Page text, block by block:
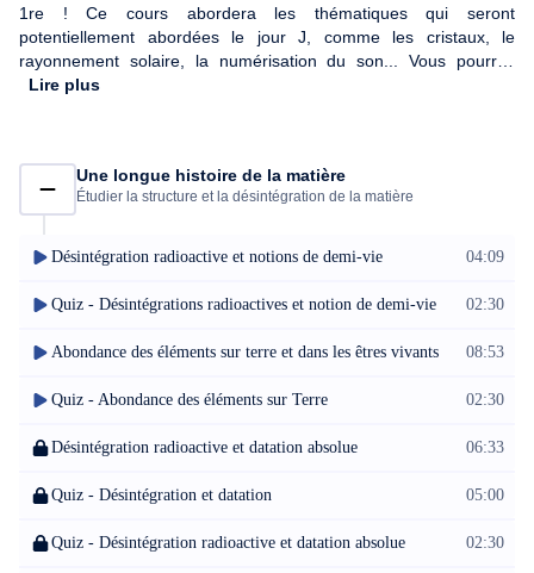
1re ! Ce cours abordera les thématiques qui seront
potentiellement abordées le jour J, comme les cristaux, le
rayonnement solaire, la numérisation du son... Vous pourrez
aussi tester vos connaissances à l'aide de quiz !
Lire plus
Une longue histoire de la matière
Étudier la structure et la désintégration de la matière
Désintégration radioactive et notions de demi-vie 04:09
Quiz - Désintégrations radioactives et notion de demi-vie 02:30
Abondance des éléments sur terre et dans les êtres vivants 08:53
Quiz - Abondance des éléments sur Terre 02:30
Désintégration radioactive et datation absolue 06:33
Quiz - Désintégration et datation 05:00
Quiz - Désintégration radioactive et datation absolue 02:30